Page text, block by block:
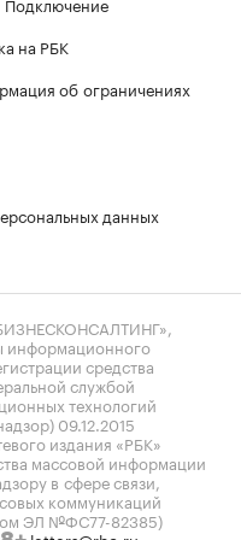
на РБК
об ограничениях
данных
информационного
средства
службой
технологий
09.12.2015
издания «РБК»
массовой информации
в сфере связи,
коммуникаций
ЭЛ №ФС77-82385)